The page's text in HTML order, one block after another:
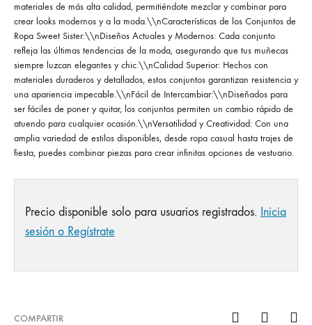
materiales de más alta calidad, permitiéndote mezclar y combinar para
crear looks modernos y a la moda.\\nCaracterísticas de los Conjuntos de
Ropa Sweet Sister:\\nDiseños Actuales y Modernos: Cada conjunto
refleja las últimas tendencias de la moda, asegurando que tus muñecas
siempre luzcan elegantes y chic.\\nCalidad Superior: Hechos con
materiales duraderos y detallados, estos conjuntos garantizan resistencia y
una apariencia impecable.\\nFácil de Intercambiar:\\nDiseñados para
ser fáciles de poner y quitar, los conjuntos permiten un cambio rápido de
atuendo para cualquier ocasión.\\nVersatilidad y Creatividad: Con una
amplia variedad de estilos disponibles, desde ropa casual hasta trajes de
fiesta, puedes combinar piezas para crear infinitas opciones de vestuario.
Precio disponible solo para usuarios registrados. Inicia
sesión o Regístrate
COMPARTIR